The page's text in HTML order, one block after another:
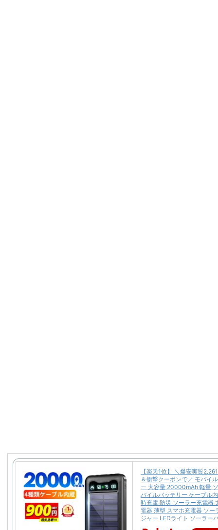
【楽天1位】 ＼爆安実質
＆衝撃クーポンで／ モバイ
ー 大容量 20000mAh 軽量
バイルバッテリー ケーブル
時充電 防災 ソーラー充電器
電器 薄型 スマホ充電器 ソー
ジャー LEDライト ソーラー